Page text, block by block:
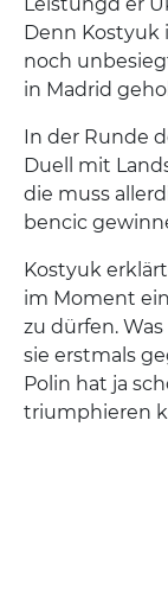
Denn Kostyuk
noch
in Madrid
In der Runde
Duell mit
die muss
bencic
Kostyuk
im Moment
zu dürfen.
sie erstmals
Polin hat ja
triumphieren